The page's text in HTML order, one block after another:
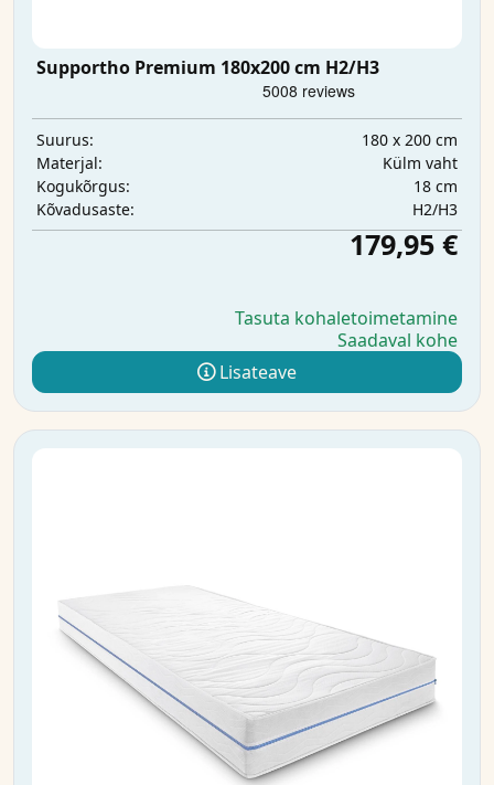
Supportho Premium 180x200 cm H2/H3
Suurus:
180 x 200 cm
Materjal:
Külm vaht
Kogukõrgus:
18 cm
Kõvadusaste:
H2/H3
179,95 €
Tasuta kohaletoimetamine
Saadaval kohe
Lisateave